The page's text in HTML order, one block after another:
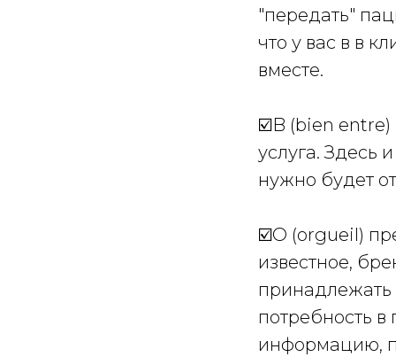
"передать"
что у вас в в
вместе.
☑️B (bien entre)
услуга. Здесь
нужно будет
☑️O (orgueil)
известное,
принадлежать
потребность в
информацию,